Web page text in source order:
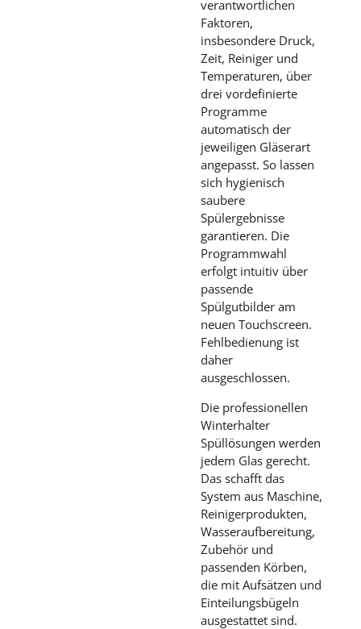
verantwortlichen
Faktoren,
insbesondere Druck,
Zeit, Reiniger und
Temperaturen, über
drei vordefinierte
Programme
automatisch der
jeweiligen Gläserart
angepasst. So lassen
sich hygienisch
saubere
Spülergebnisse
garantieren. Die
Programmwahl
erfolgt intuitiv über
passende
Spülgutbilder am
neuen Touchscreen.
Fehlbedienung ist
daher
ausgeschlossen.
Die professionellen
Winterhalter
Spüllösungen werden
jedem Glas gerecht.
Das schafft das
System aus Maschine,
Reinigerprodukten,
Wasseraufbereitung,
Zubehör und
passenden Körben,
die mit Aufsätzen und
Einteilungsbügeln
ausgestattet sind.